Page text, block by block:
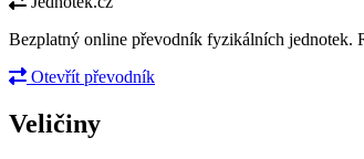
Bezplatný online převodník fyzikálních jednotek.
Otevřít převodník
Veličiny